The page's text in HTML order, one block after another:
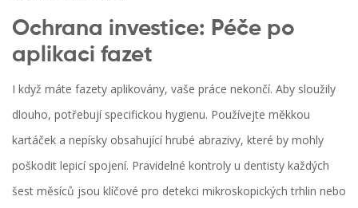
Ochrana investice: Péče po
aplikaci fazet
I když máte fazety aplikovány, vaše práce nekončí. Aby sloužily
dlouho, potřebují specifickou hygienu. Používejte měkkou
kartáček a nepísky obsahující hrubé abrazivy, které by mohly
poškodit lepicí spojení. Pravidelné kontroly u dentisty každých
šest měsíců jsou klíčové pro detekci mikroskopických trhlin nebo